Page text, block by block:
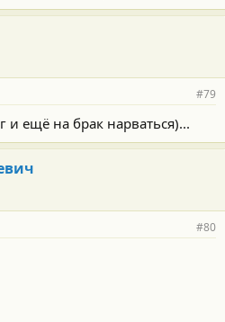
#79
и ещё на брак нарваться)...
#80